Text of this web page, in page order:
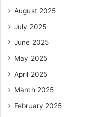
August 2025
July 2025
June 2025
May 2025
April 2025
March 2025
February 2025